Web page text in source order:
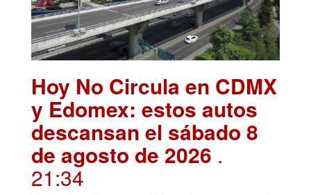
Hoy No Circula en CDMX
y Edomex: estos autos
descansan el sábado 8
de agosto de 2026 .
21:34